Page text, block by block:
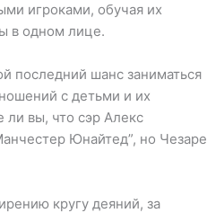
игроками, обучая их
в одном лице.
последний шанс заниматься
с детьми и их
ли вы, что сэр Алекс
Юнайтед”, но Чезаре
кругу деяний, за